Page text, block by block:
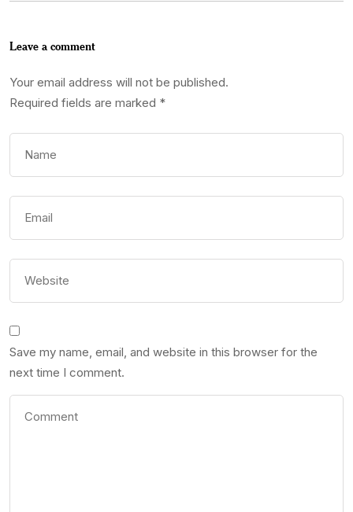
Leave a comment
Your email address will not be published.
Required fields are marked *
Save my name, email, and website in this browser for the
next time I comment.